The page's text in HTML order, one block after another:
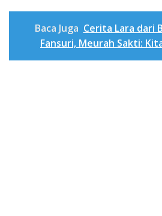
Baca Juga Cerita Lara dari
Fansuri, Meurah Sakti: